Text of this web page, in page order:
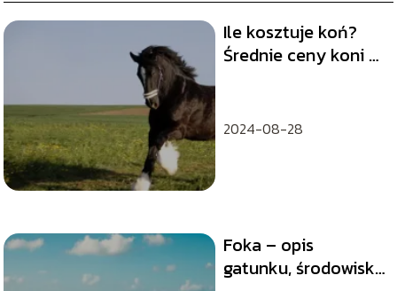
Ile kosztuje koń?
Średnie ceny koni w
2024-08-28
Foka – opis
gatunku, środowisko